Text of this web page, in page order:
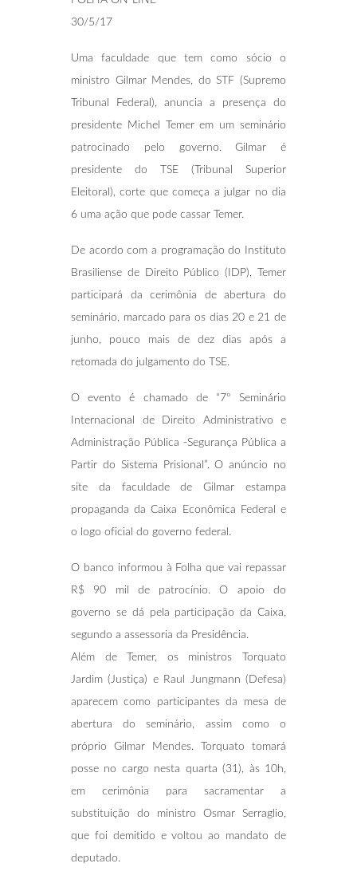
30/5/17
Uma faculdade que tem como sócio o
ministro Gilmar Mendes, do STF (Supremo
Tribunal Federal), anuncia a presença do
presidente Michel Temer em um seminário
patrocinado pelo governo. Gilmar é
presidente do TSE (Tribunal Superior
Eleitoral), corte que começa a julgar no dia
6 uma ação que pode cassar Temer.
De acordo com a programação do Instituto
Brasiliense de Direito Público (IDP), Temer
participará da cerimônia de abertura do
seminário, marcado para os dias 20 e 21 de
junho, pouco mais de dez dias após a
retomada do julgamento do TSE.
O evento é chamado de “7º Seminário
Internacional de Direito Administrativo e
Administração Pública -Segurança Pública a
Partir do Sistema Prisional”. O anúncio no
site da faculdade de Gilmar estampa
propaganda da Caixa Econômica Federal e
o logo oficial do governo federal.
O banco informou à Folha que vai repassar
R$ 90 mil de patrocínio. O apoio do
governo se dá pela participação da Caixa,
segundo a assessoria da Presidência.
Além de Temer, os ministros Torquato
Jardim (Justiça) e Raul Jungmann (Defesa)
aparecem como participantes da mesa de
abertura do seminário, assim como o
próprio Gilmar Mendes. Torquato tomará
posse no cargo nesta quarta (31), às 10h,
em cerimônia para sacramentar a
substituição do ministro Osmar Serraglio,
que foi demitido e voltou ao mandato de
deputado.